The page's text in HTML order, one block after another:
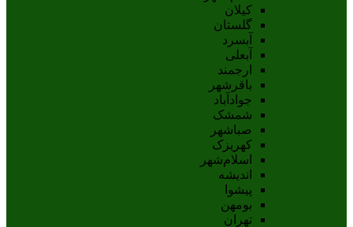
کیلان
گلستان
آبسرد
آبعلی
ارجمند
باقرشهر
جوادآباد
شمشک
صباشهر
کهریزک
اسلام‌شهر
اندیشه
پيشوا
بومهن
تهران